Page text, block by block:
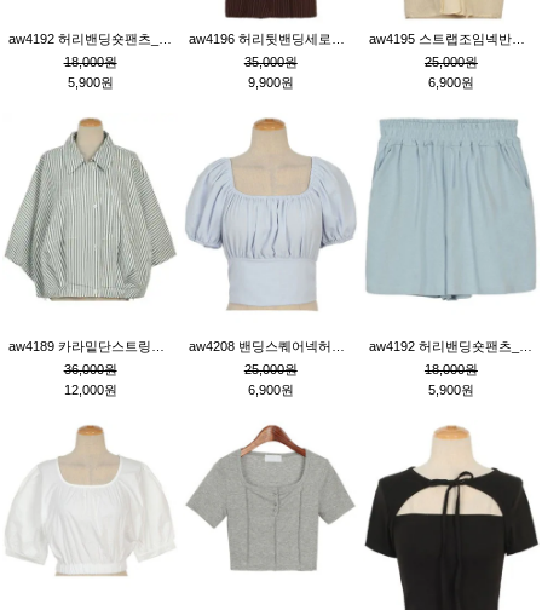
18,000원
5,900원
35,000원
9,900원
25,000원
6,900원
36,000원
12,000원
25,000원
6,900원
18,000원
5,900원